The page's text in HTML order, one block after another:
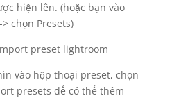
hiện lên. (hoặc bạn vào
chọn Presets)
vào hộp thoại preset, chọn
presets để có thể thêm